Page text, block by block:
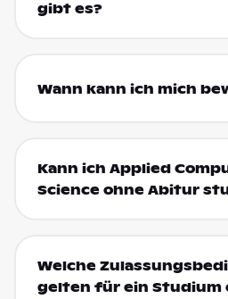
gibt es?
Wann kann ich mich
Kann ich Applied
Science ohne Abitur
Welche
gelten für ein Studium